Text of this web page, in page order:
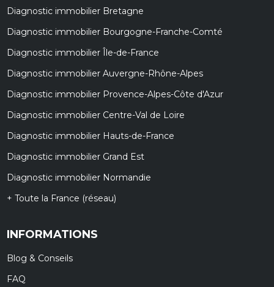
Diagnostic immobilier Bretagne
Diagnostic immobilier Bourgogne-Franche-Comté
Diagnostic immobilier Île-de-France
Diagnostic immobilier Auvergne-Rhône-Alpes
Diagnostic immobilier Provence-Alpes-Côte d'Azur
Diagnostic immobilier Centre-Val de Loire
Diagnostic immobilier Hauts-de-France
Diagnostic immobilier Grand Est
Diagnostic immobilier Normandie
+ Toute la France (réseau)
INFORMATIONS
Blog & Conseils
FAQ